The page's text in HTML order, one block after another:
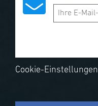
Cookie-Einstellungen